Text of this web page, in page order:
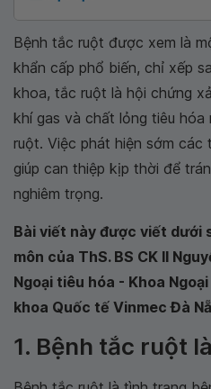
Bệnh tắc ruột được xem là
khẩn cấp phổ biến, chỉ xếp
khoa, tắc ruột là hội chứng
khí gas và chất lỏng tiêu
ruột. Việc phát hiện sớm các
giúp can thiệp kịp thời để
nghiêm trọng.
Bài viết này được viết dưới
môn của ThS. BS CK II
Ngoại tiêu hóa - Khoa
khoa Quốc tế Vinmec Đà
1. Bệnh tắc ruột